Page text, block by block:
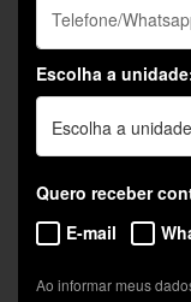
Escolha a
Escolha a unidade
Quero receber
E-mail
Ao informar meus